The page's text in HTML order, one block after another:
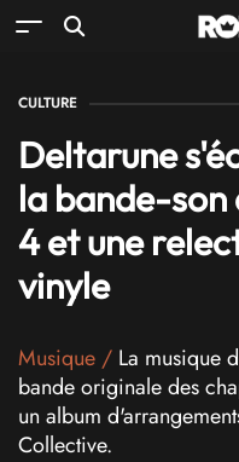
CULTURE
Deltarune
la bande-son
4 et une
vinyle
Musique / La musique
bande originale des
un album
Collective.